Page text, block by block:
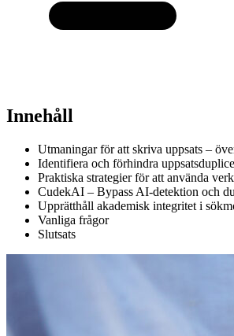
Innehåll
Utmaningar för att skriva uppsats –
Identifiera och förhindra
Praktiska strategier för att använda
CudekAI – Bypass AI-detektion och
Upprätthåll akademisk integritet i
Vanliga frågor
Slutsats